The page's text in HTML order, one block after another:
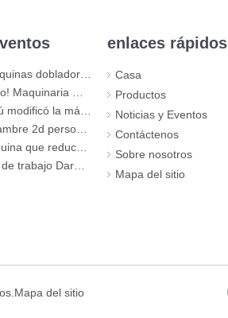
de acero Greatcity utilizan servomotores?
de diámetro de barra de acero doble
de estribos de barras de refuerzo R6 cnc
Greatcity
del cabezal doble del nuevo producto de Greatcity
para cliente de Rusia
enlaces rápidos
Casa
Productos
Noticias y Eventos
Contáctenos
Sobre nosotros
Mapa del sitio
Mapa del sitio